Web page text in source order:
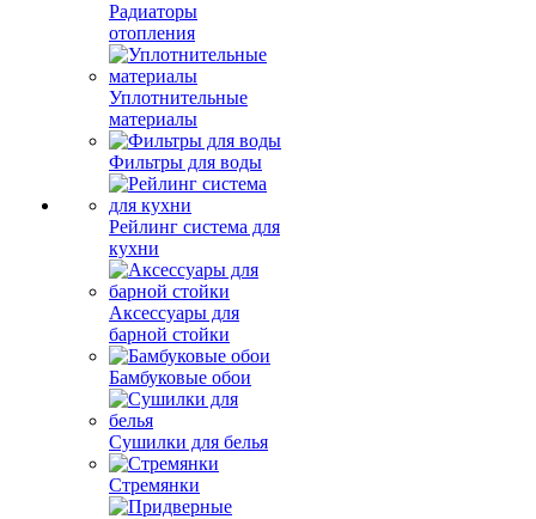
Радиаторы
отопления
Уплотнительные
материалы
Фильтры для воды
Рейлинг система для
кухни
Аксессуары для
барной стойки
Бамбуковые обои
Сушилки для белья
Стремянки